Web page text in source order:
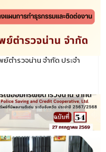
ำรวจน่าน จำกัด ประจำ